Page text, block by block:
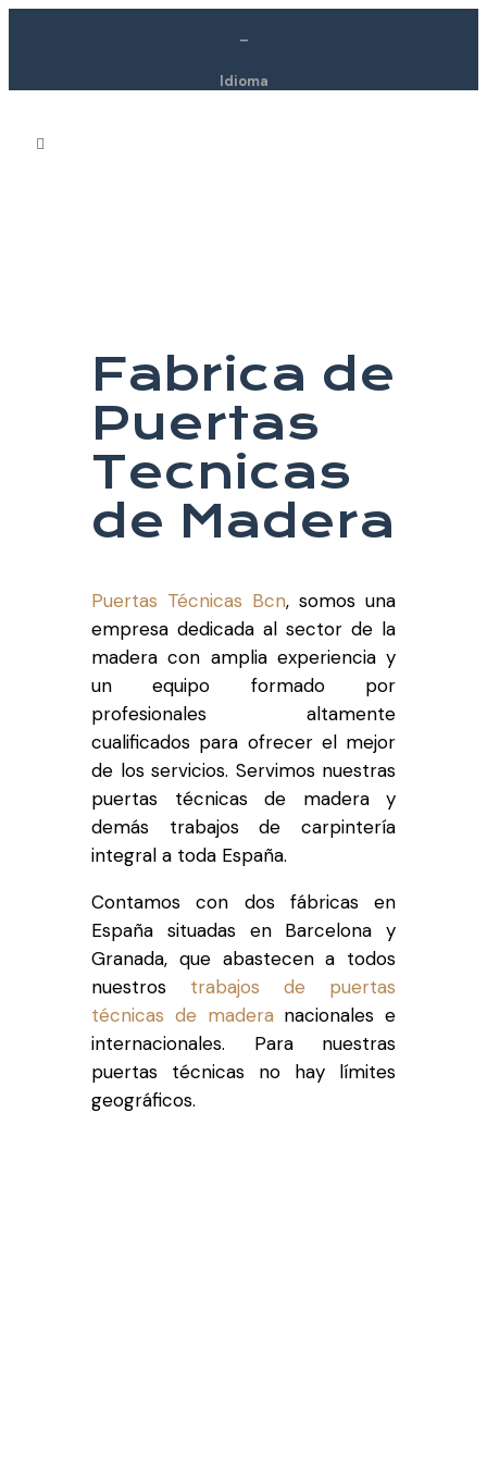
–
Idioma
Fabrica de
Puertas
Tecnicas
de Madera
Puertas Técnicas Bcn, somos una
empresa dedicada al sector de la
madera con amplia experiencia y
un equipo formado por
profesionales altamente
cualificados para ofrecer el mejor
de los servicios. Servimos nuestras
puertas técnicas de madera y
demás trabajos de carpintería
integral a toda España.
Contamos con dos fábricas en
España situadas en Barcelona y
Granada, que abastecen a todos
nuestros trabajos de puertas
técnicas de maderanacionales e
internacionales. Para nuestras
puertas técnicas no hay límites
geográficos.